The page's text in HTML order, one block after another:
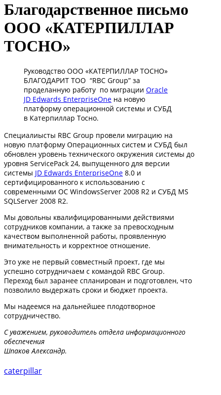
Благодарственное письмо
OОО «КАТЕРПИЛЛАР
ТОСНО»
Руководство OОО «КАТЕРПИЛЛАР ТОСНО»
БЛАГОДАРИТ ТОО “RBC Group” за
проделанную работу по миграции Oracle
JD Edwards EnterpriseОne на новую
платформу операционной системы и СУБД
в Катерпиллар Тосно.
Специалиысты RBC Group провели миграцию на
новую платформу Операционных систем и СУБД был
обновлен уровень технического окружения системы до
уровня ServicePack 24, выпущенного для версии
системы JD Edwards EnterpriseOne 8.0 и
сертифицированного к использованию с
современными ОС WindowsServer 2008 R2 и СУБД MS
SQLServer 2008 R2.
Мы довольны квалифицированными действиями
сотрудников компании, а также за превосходным
качеством выполненной работы, проявленную
внимательность и корректное отношение.
Это уже не первый совместный проект, где мы
успешно сотрудничаем с командой RBC Group.
Переход был заранее спланирован и подготовлен, что
позволило выдержать сроки и бюджет проекта.
Мы надеемся на дальнейшее плодотворное
сотрудничество.
С уважением, руководитель отдела информационного
обеспечения
Шпаков Александр.
caterpillar